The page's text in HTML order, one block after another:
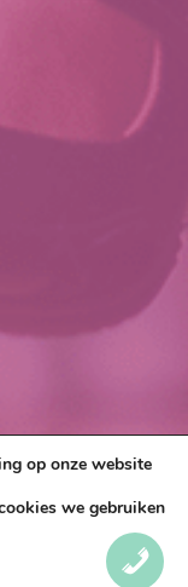
u graag te
op onze website
we gebruiken